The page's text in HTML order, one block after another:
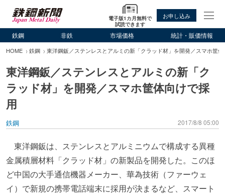
電子版1カ月無料で
試読できます
お申し込み
鉄鋼 非鉄 市場価格 統計・販価情報
HOME 鉄鋼 東洋鋼鈑／ステンレスとアルミの新「クラッド材」を開発／スマホ筐
東洋鋼鈑／ステンレスとアルミの新「ク
ラッド材」を開発／スマホ筐体向けで採
用
鉄鋼 2017/8/8 05:00
東洋鋼鈑は、ステンレスとアルミニウムで構成する異種
金属積層材料「クラッド材」の新製品を開発した。このほ
ど中国の大手通信機器メーカー、華為技術（ファーウェ
イ）で新規の携帯電話端末に採用が決まるなど、スマート